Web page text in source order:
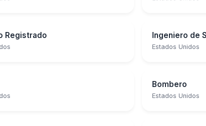
Registrado Ingeniero de
Estados Unidos
Bombero
Estados Unidos